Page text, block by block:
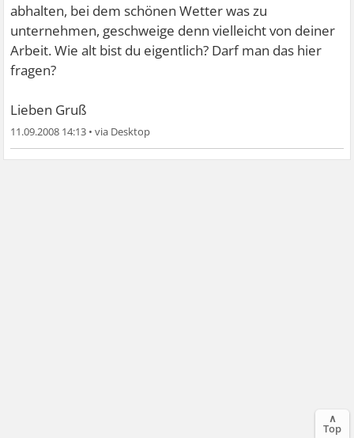
abhalten, bei dem schönen Wetter was zu
unternehmen, geschweige denn vielleicht von deiner
Arbeit. Wie alt bist du eigentlich? Darf man das hier
fragen?
Lieben Gruß
11.09.2008 14:13 •
∧
Top